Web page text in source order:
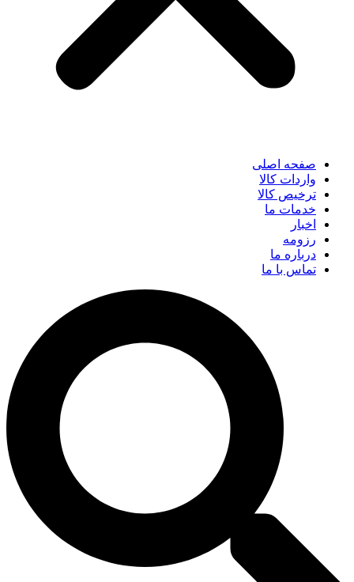
صفحه اصلی
واردات کالا
ترخیص کالا
خدمات ما
اخبار
رزومه
درباره ما
تماس با ما